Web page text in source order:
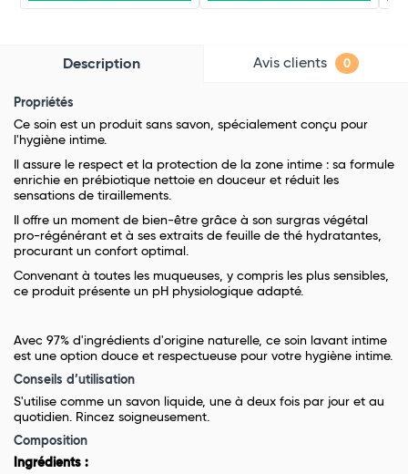
Description Avis clients 0
Propriétés
Ce soin est un produit sans savon, spécialement conçu pour
l'hygiène intime.
Il assure le respect et la protection de la zone intime : sa formule
enrichie en prébiotique nettoie en douceur et réduit les
sensations de tiraillements.
Il offre un moment de bien-être grâce à son surgras végétal
pro-régénérant et à ses extraits de feuille de thé hydratantes,
procurant un confort optimal.
Convenant à toutes les muqueuses, y compris les plus sensibles,
ce produit présente un pH physiologique adapté.
Avec 97% d'ingrédients d'origine naturelle, ce soin lavant intime
est une option douce et respectueuse pour votre hygiène intime.
Conseils d’utilisation
S'utilise comme un savon liquide, une à deux fois par jour et au
quotidien. Rincez soigneusement.
Composition
Ingrédients :